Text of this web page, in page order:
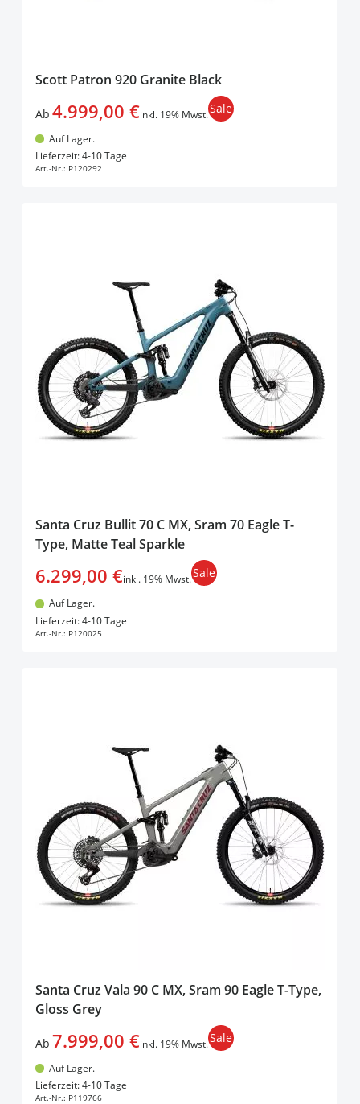
Scott Patron 920 Granite Black
Ab 4.999,00 €inkl. 19% Mwst.Sale
Auf Lager.
Lieferzeit: 4-10 Tage
Art.-Nr.: P120292
Santa Cruz Bullit 70 C MX, Sram 70 Eagle T-
Type, Matte Teal Sparkle
6.299,00 €inkl. 19% Mwst.Sale
Auf Lager.
Lieferzeit: 4-10 Tage
Art.-Nr.: P120025
Santa Cruz Vala 90 C MX, Sram 90 Eagle T-Type,
Gloss Grey
Ab 7.999,00 €inkl. 19% Mwst.Sale
Auf Lager.
Lieferzeit: 4-10 Tage
Art.-Nr.: P119766